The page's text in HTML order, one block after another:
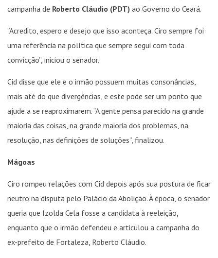
campanha de Roberto Cláudio (PDT) ao Governo do Ceará.
“Acredito, espero e desejo que isso aconteça. Ciro sempre foi
uma referência na política que sempre segui com toda
convicção”, iniciou o senador.
Cid disse que ele e o irmão possuem muitas consonâncias,
mais até do que divergências, e este pode ser um ponto que
ajude a se reaproximarem. “A gente pensa parecido na grande
maioria das coisas, na grande maioria dos problemas, na
resolução, nas definições de soluções”, finalizou.
Mágoas
Ciro rompeu relações com Cid depois após sua postura de ficar
neutro na disputa pelo Palácio da Abolição. À época, o senador
queria que Izolda Cela fosse a candidata à reeleição,
enquanto que o irmão defendeu e articulou a campanha do
ex-prefeito de Fortaleza, Roberto Cláudio.